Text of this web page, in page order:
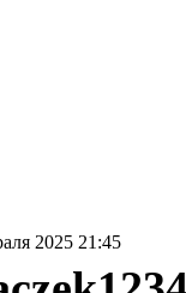
2025 21:45